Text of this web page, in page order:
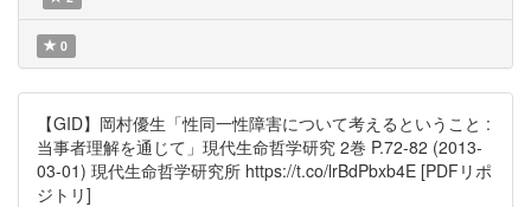
0
【GID】岡村優生「性同一性障害について考えるということ :
当事者理解を通じて」現代生命哲学研究 2巻 P.72-82 (2013-
03-01) 現代生命哲学研究所 https://t.co/lrBdPbxb4E [PDFリポ
ジトリ]